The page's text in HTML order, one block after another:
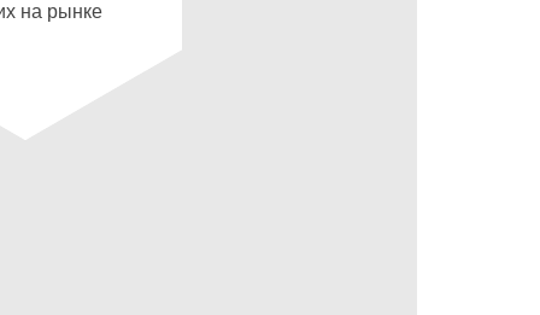
на рынке